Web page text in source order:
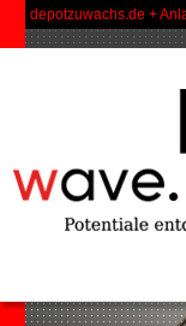
depotzuwachs.de +